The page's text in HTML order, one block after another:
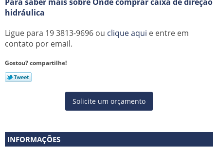
hidráulica
Ligue para 19 3813-9696 ou clique aqui e entre em
contato por email.
Gostou? compartilhe!
Solicite um orçamento
INFORMAÇÕES